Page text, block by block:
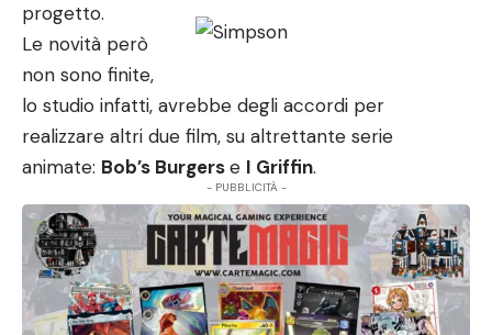
progetto.
Le novità però
non sono finite,
lo studio infatti, avrebbe degli accordi per
realizzare altri due film, su altrettante serie
animate: Bob’s Burgerse I Griffin.
- PUBBLICITÀ -